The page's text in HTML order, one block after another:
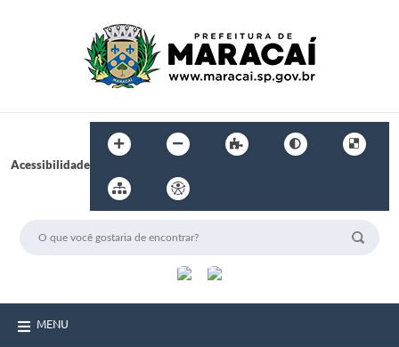
Acessibilidade
MENU